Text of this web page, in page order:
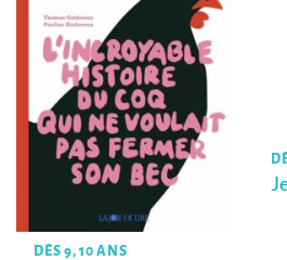
DÈS 9, 10 ANS